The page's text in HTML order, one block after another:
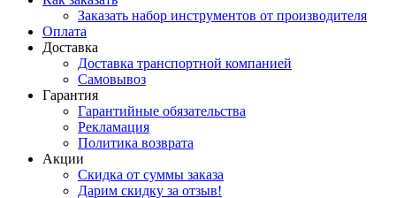
Заказать набор инструментов от производителя
Оплата
Доставка
Доставка транспортной компанией
Самовывоз
Гарантия
Гарантийные обязательства
Рекламация
Политика возврата
Акции
Скидка от суммы заказа
Дарим скидку за отзыв!